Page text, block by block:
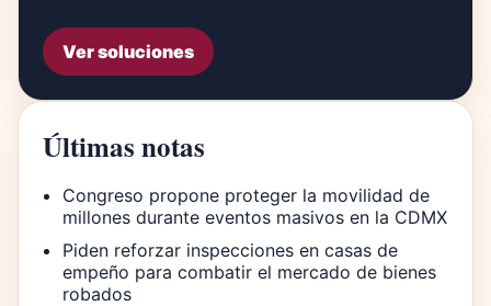
Ver soluciones
Últimas notas
Congreso propone proteger la movilidad de
millones durante eventos masivos en la CDMX
Piden reforzar inspecciones en casas de
empeño para combatir el mercado de bienes
robados